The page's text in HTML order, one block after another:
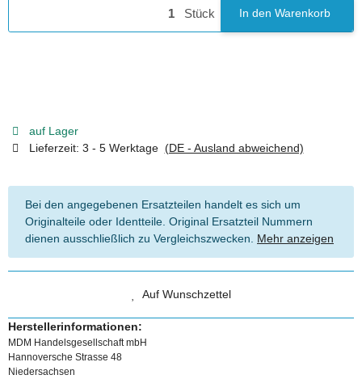
Stück In den Warenkorb
auf Lager
Lieferzeit: 3 - 5 Werktage (DE - Ausland abweichend)
Bei den angegebenen Ersatzteilen handelt es sich um
Originalteile oder Identteile. Original Ersatzteil Nummern
dienen ausschließlich zu Vergleichszwecken. Mehr anzeigen
Auf Wunschzettel
Herstellerinformationen:
MDM Handelsgesellschaft mbH
Hannoversche Strasse 48
Niedersachsen